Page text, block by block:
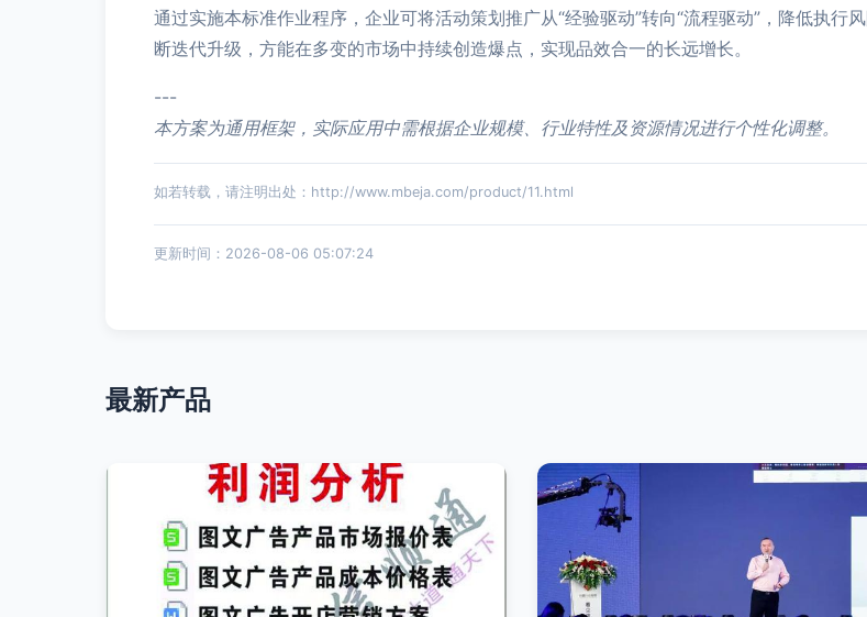
通过实施本标准作业程序，企业可将活动策划推广从“经验驱动”转向“流程驱动”，降低执
断迭代升级，方能在多变的市场中持续创造爆点，实现品效合一的长远增长。
---
本方案为通用框架，实际应用中需根据企业规模、行业特性及资源情况进行个性化调整。
如若转载，请注明出处：http://www.mbeja.com/product/11.html
更新时间：2026-08-06 05:07:24
最新产品